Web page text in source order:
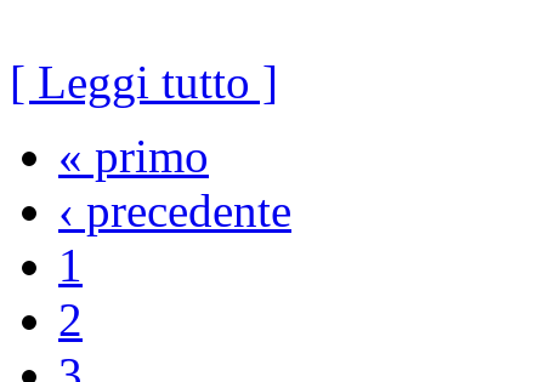
[ Leggi tutto ]
« primo
‹ precedente
1
2